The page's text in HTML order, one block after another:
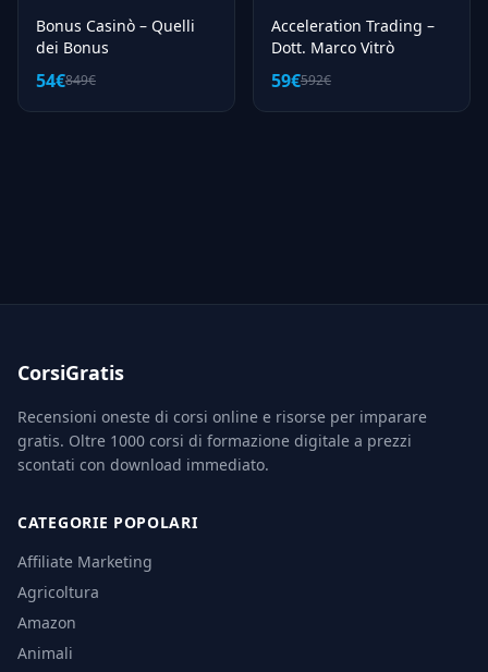
Bonus Casinò – Quelli
dei Bonus
54€849€
Acceleration Trading –
Dott. Marco Vitrò
59€592€
CorsiGratis
Recensioni oneste di corsi online e risorse per imparare
gratis. Oltre 1000 corsi di formazione digitale a prezzi
scontati con download immediato.
CATEGORIE POPOLARI
Affiliate Marketing
Agricoltura
Amazon
Animali